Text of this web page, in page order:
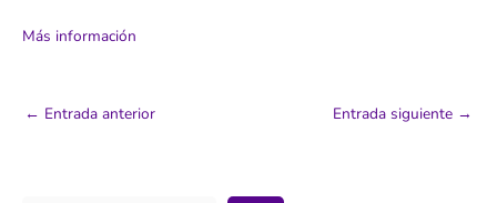
Más información
← Entrada anterior Entrada siguiente →